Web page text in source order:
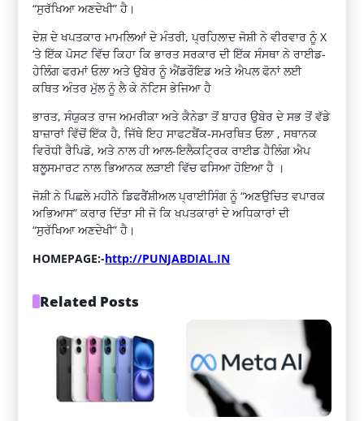
“ਸੁਰੱਖਿਆ ਅਣਦੇਖੀ” ਹੈ।
ਦੇਸ਼ ਦੇ ਖਪਤਕਾਰ ਮਾਮਲਿਆਂ ਦੇ ਮੰਤਰੀ, ਪ੍ਰਹਿਲਾਦ ਜੋਸ਼ੀ ਨੇ ਵੀਰਵਾਰ ਨੂੰ X
‘ਤੇ ਇੱਕ ਪੋਸਟ ਵਿੱਚ ਕਿਹਾ ਕਿ ਭਾਰਤ ਸਰਕਾਰ ਦੀ ਇੱਕ ਸੰਸਥਾ ਨੇ ਰਾਈਡ-
ਹੇਲਿੰਗ ਫਰਮਾਂ ਓਲਾ ਅਤੇ ਉਬੇਰ ਨੂੰ ਐਂਡਰੌਇਡ ਅਤੇ ਐਪਲ ਫੋਨਾਂ ਲਈ
ਕਥਿਤ ਅੰਤਰ ਮੁੱਲ ਨੂੰ ਲੈ ਕੇ ਨੋਟਿਸ ਭੇਜਿਆ ਹੈ
ਭਾਰਤ, ਸੰਯੁਕਤ ਰਾਜ ਅਮਰੀਕਾ ਅਤੇ ਕੈਨੇਡਾ ਤੋਂ ਬਾਹਰ ਉਬੇਰ ਦੇ ਸਭ ਤੋਂ ਵੱਡੇ
ਬਾਜ਼ਾਰਾਂ ਵਿੱਚੋਂ ਇੱਕ ਹੈ, ਜਿੱਥੇ ਇਹ ਸਾਫਟਬੈਂਕ-ਸਮਰਥਿਤ ਓਲਾ , ਸਥਾਨਕ
ਵਿਰੋਧੀ ਰੈਪਿਡੋ, ਅਤੇ ਨਾਲ ਹੀ ਆਲ-ਇਲੈਕਟ੍ਰਿਕ ਰਾਈਡ ਹੈਲਿੰਗ ਐਪ
ਬਲੂਸਮਾਰਟ ਨਾਲ ਭਿਆਨਕ ਲੜਾਈ ਵਿੱਚ ਫਸਿਆ ਹੋਇਆ ਹੈ ।
ਜੋਸ਼ੀ ਨੇ ਪਿਛਲੇ ਮਹੀਨੇ ਡਿਫਰੈਂਸ਼ੀਅਲ ਪ੍ਰਾਈਸਿੰਗ ਨੂੰ “ਅਣਉਚਿਤ ਵਪਾਰਕ
ਅਭਿਆਸ” ਕਰਾਰ ਦਿੱਤਾ ਸੀ ਜੋ ਕਿ ਖਪਤਕਾਰਾਂ ਦੇ ਅਧਿਕਾਰਾਂ ਦੀ
“ਸੁਰੱਖਿਆ ਅਣਦੇਖੀ” ਹੈ।
HOMEPAGE:-http://PUNJABDIAL.IN
Related Posts